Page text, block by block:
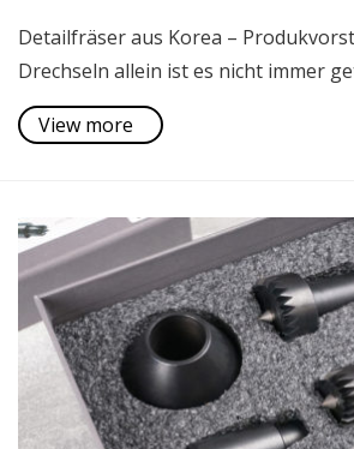
Detailfräser aus Korea –
Drechseln allein ist es nicht immer
View more